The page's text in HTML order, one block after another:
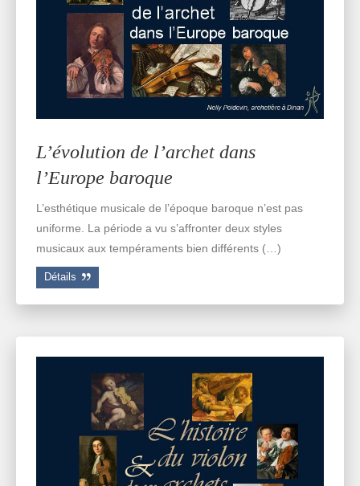
L’évolution de l’archet dans
l’Europe baroque
L’esthétique musicale de l’époque baroque n’est pas
uniforme. La période a vu s’affronter deux styles
musicaux aux tempéraments bien différents (…)
Détails